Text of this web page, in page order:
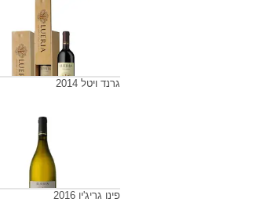
גרנד ויטל 2014
פינו גריג'יו 2016